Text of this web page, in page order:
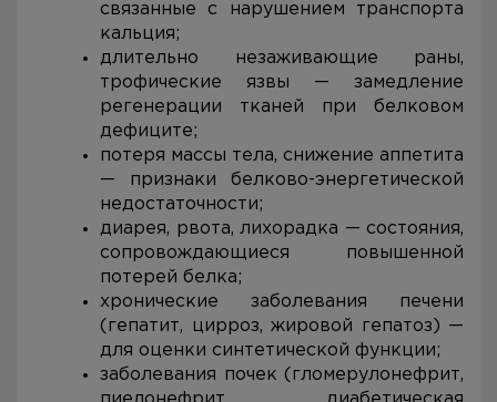
связанные с нарушением транспорта
кальция;
длительно незаживающие раны,
трофические язвы — замедление
регенерации тканей при белковом
дефиците;
потеря массы тела, снижение аппетита
— признаки белково-энергетической
недостаточности;
диарея, рвота, лихорадка — состояния,
сопровождающиеся повышенной
потерей белка;
хронические заболевания печени
(гепатит, цирроз, жировой гепатоз) —
для оценки синтетической функции;
заболевания почек (гломерулонефрит,